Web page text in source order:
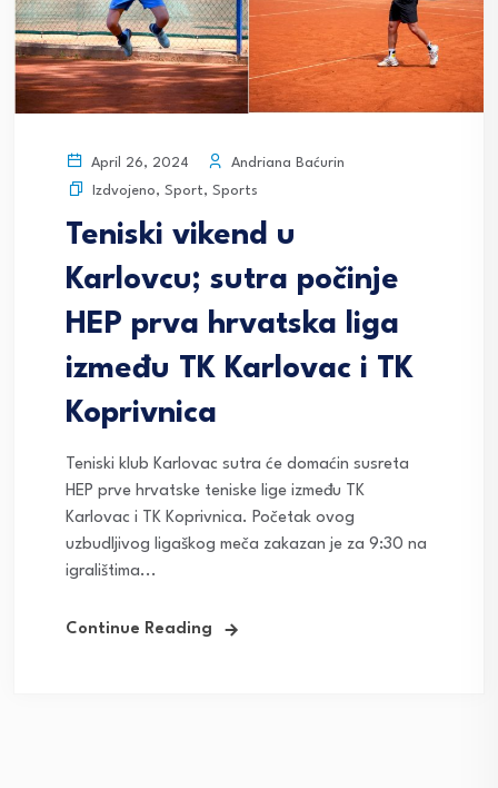
April 26, 2024
Andriana Baćurin
Izdvojeno, Sport, Sports
Teniski vikend u
Karlovcu; sutra počinje
HEP prva hrvatska liga
između TK Karlovac i TK
Koprivnica
Teniski klub Karlovac sutra će domaćin susreta
HEP prve hrvatske teniske lige između TK
Karlovac i TK Koprivnica. Početak ovog
uzbudljivog ligaškog meča zakazan je za 9:30 na
igralištima...
Continue Reading